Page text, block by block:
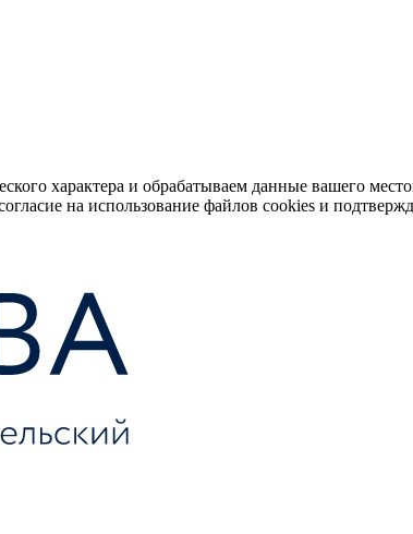
характера и обрабатываем данные вашего
на использование файлов cookies и